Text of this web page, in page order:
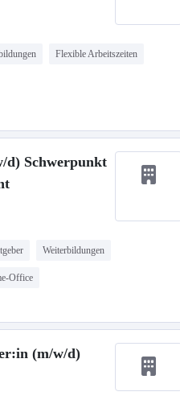
Flexible Arbeitszeiten
d) Schwerpunkt
Weiterbildungen
Office
(m/w/d)